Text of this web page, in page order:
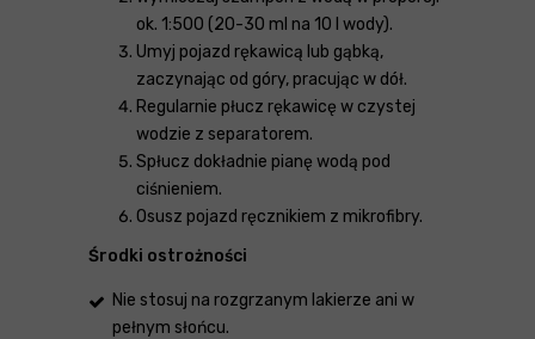
ok. 1:500 (20-30 ml na 10 l wody).
Umyj pojazd rękawicą lub gąbką,
zaczynając od góry, pracując w dół.
Regularnie płucz rękawicę w czystej
wodzie z separatorem.
Spłucz dokładnie pianę wodą pod
ciśnieniem.
Osusz pojazd ręcznikiem z mikrofibry.
Środki ostrożności
Nie stosuj na rozgrzanym lakierze ani w
pełnym słońcu.